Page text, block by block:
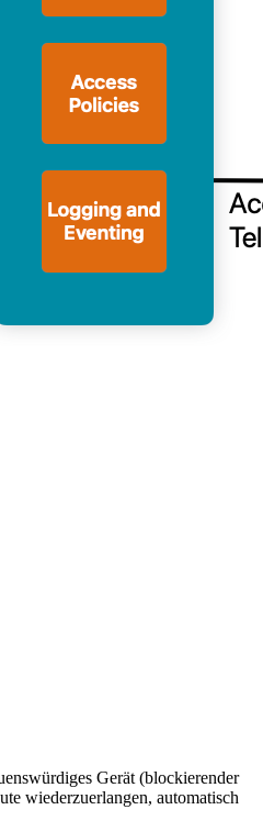
Gerät (blockierender
wiederzuerlangen, automatisch